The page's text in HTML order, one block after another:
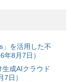
」を活用した不
8月7日）
成AIクラウド
日）